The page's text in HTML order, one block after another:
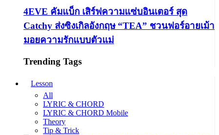
4EVE คัมแบ็ก เสิร์ฟความแซ่บอินเตอร์ สุด
Catchy ส่งซิงเกิลอังกฤษ “TEA” ชวนฟอร์อายเม้า
มอยความรักแบบตัวแม่
Trending Tags
Lesson
All
LYRIC & CHORD
LYRIC & CHORD Mobile
Theory
Tip & Trick